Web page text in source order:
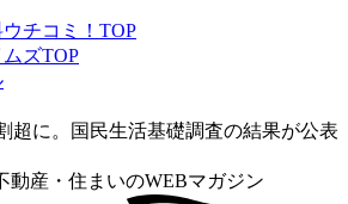
チコミ！TOP
ズTOP
超に。国民生活基礎調査の結果が公表
動産・住まいのWEBマガジン